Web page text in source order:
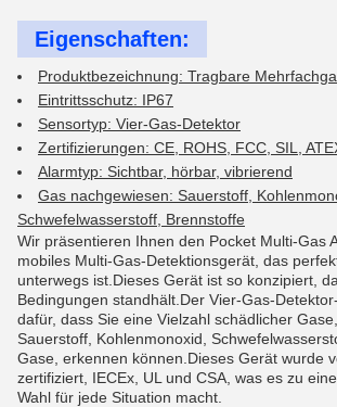
Eigenschaften:
Produktbezeichnung: Tragbare
Eintrittsschutz: IP67
Sensortyp: Vier-Gas-Detektor
Zertifizierungen: CE, ROHS, FCC, SIL,
Alarmtyp: Sichtbar, hörbar, vibrierend
Gas nachgewiesen: Sauerstoff,
Schwefelwasserstoff, Brennstoffe
Wir präsentieren Ihnen den Pocket Multi-Gas
mobiles Multi-Gas-Detektionsgerät, das
unterwegs ist.Dieses Gerät ist so konzipiert,
Bedingungen standhält.Der Vier-Gas-
dafür, dass Sie eine Vielzahl schädlicher
Sauerstoff, Kohlenmonoxid,
Gase, erkennen können.Dieses Gerät wurde
zertifiziert, IECEx, UL und CSA, was es zu
Wahl für jede Situation macht.